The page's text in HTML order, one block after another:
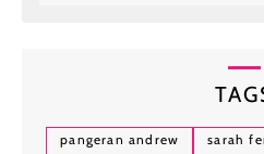
pangeran andrew sarah